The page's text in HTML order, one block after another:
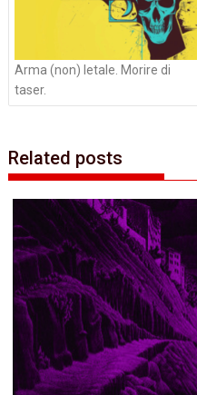
Arma (non) letale. Morire di
taser.
Related posts